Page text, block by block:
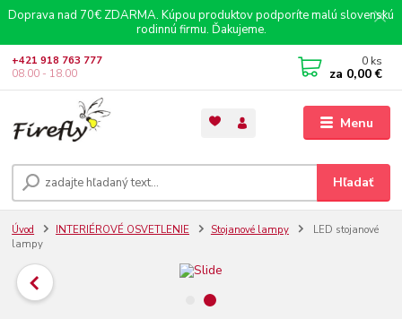
Doprava nad 70€ ZDARMA. Kúpou produktov podporíte malú slovenskú
rodinnú firmu. Ďakujeme.
Menu
Hľadať
+421 918 763 777
08.00 - 18.00
0 ks
za 0,00 €
Úvod INTERIÉROVÉ OSVETLENIE Stojanové lampy
LED stojanové
lampy